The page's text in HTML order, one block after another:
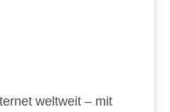
weltweit – mit